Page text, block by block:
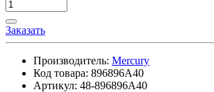
Заказать
Производитель: Mercury
Код товара: 896896A40
Артикул: 48-896896A40